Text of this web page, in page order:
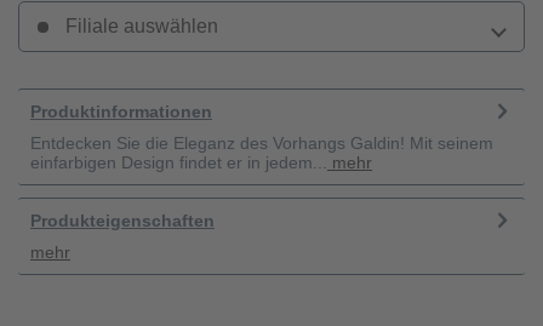
Filiale auswählen
Produktinformationen
Entdecken Sie die Eleganz des Vorhangs Galdin! Mit seinem
einfarbigen Design findet er in jedem...
mehr
Produkteigenschaften
mehr